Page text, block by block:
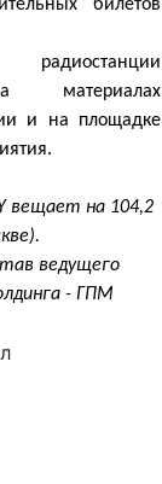
билетов
материалах
и на площадке
вещает на 104,2
ведущего
- ГПМ